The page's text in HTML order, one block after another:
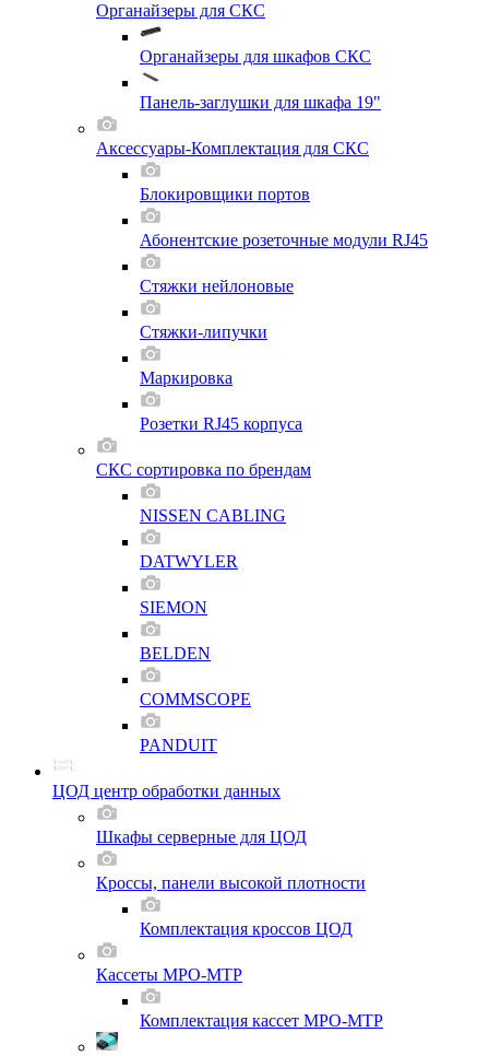
Органайзеры для СКС
Органайзеры для шкафов СКС
Панель-заглушки для шкафа 19"
Аксессуары-Комплектация для СКС
Блокировщики портов
Абонентские розеточные модули RJ45
Стяжки нейлоновые
Стяжки-липучки
Маркировка
Розетки RJ45 корпуса
СКС сортировка по брендам
NISSEN CABLING
DATWYLER
SIEMON
BELDEN
COMMSCOPE
PANDUIT
ЦОД центр обработки данных
Шкафы серверные для ЦОД
Кроссы, панели высокой плотности
Комплектация кроссов ЦОД
Кассеты MPO-MTP
Комплектация кассет MPO-MTP